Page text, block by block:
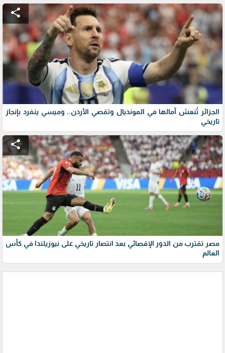
share
الجزائر تُنعش آمالها في المونديال وتقصي الأردن.. وميسي ينفرد بإنجاز
تاريخي
share
مصر تقترب من الدور الإقصائي بعد انتصار تاريخي على نيوزيلندا في كأس
العالم